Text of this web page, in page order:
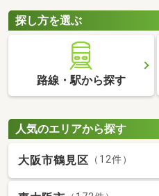
トをチェックしましょう。
探し方を選ぶ
路線・駅から探す
人気のエリアから探す
大阪市鶴見区 （12件）